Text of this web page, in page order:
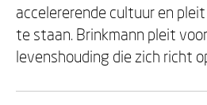
accelererende cultuur en
te staan. Brinkmann pleit
levenshouding die zich richt